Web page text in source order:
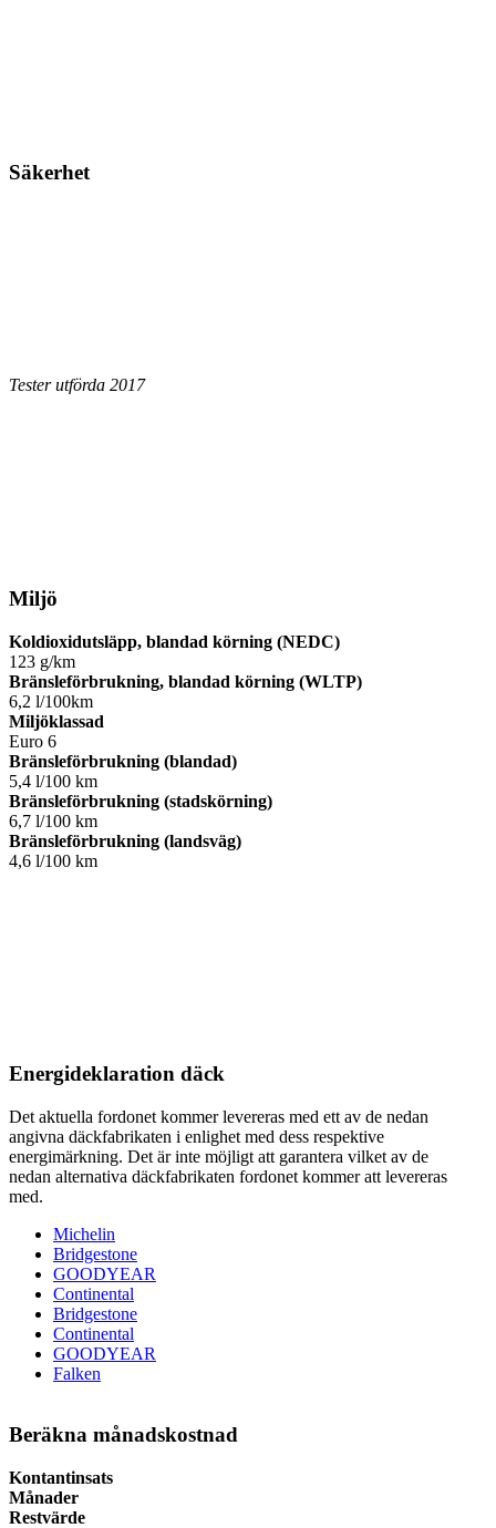
Säkerhet
Tester utförda 2017
Miljö
Koldioxidutsläpp, blandad körning (NEDC)
123 g/km
Bränsleförbrukning, blandad körning (WLTP)
6,2 l/100km
Miljöklassad
Euro 6
Bränsleförbrukning (blandad)
5,4 l/100 km
Bränsleförbrukning (stadskörning)
6,7 l/100 km
Bränsleförbrukning (landsväg)
4,6 l/100 km
Energideklaration däck
Det aktuella fordonet kommer levereras med ett av de nedan
angivna däckfabrikaten i enlighet med dess respektive
energimärkning. Det är inte möjligt att garantera vilket av de
nedan alternativa däckfabrikaten fordonet kommer att levereras
med.
Michelin
Bridgestone
GOODYEAR
Continental
Bridgestone
Continental
GOODYEAR
Falken
Beräkna månadskostnad
Kontantinsats
Månader
Restvärde